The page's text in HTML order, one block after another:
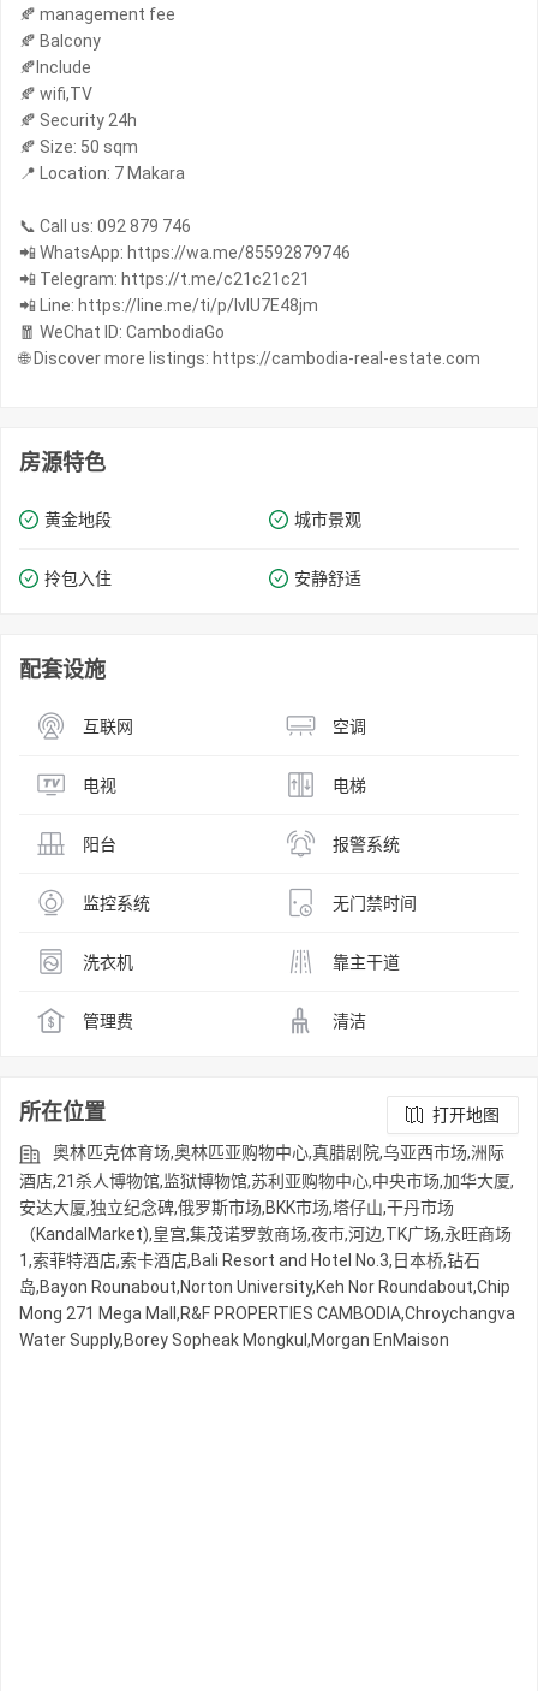
🍂 management fee
🍂 Balcony
🍂Include
🍂 wifi,TV
🍂 Security 24h
🍂 Size: 50 sqm
📍 Location: 7 Makara
📞 Call us: 092 879 746
📲 WhatsApp: https://wa.me/85592879746
📲 Telegram: https://t.me/c21c21c21
📲 Line: https://line.me/ti/p/IvIU7E48jm
🧧 WeChat ID: CambodiaGo
🌐 Discover more listings: https://cambodia-real-estate.com
房源特色
黄金地段 城市景观
拎包入住 安静舒适
配套设施
互联网 空调
电视 电梯
阳台 报警系统
监控系统 无门禁时间
洗衣机 靠主干道
管理费 清洁
所在位置
打开地图
奥林匹克体育场,奥林匹亚购物中心,真腊剧院,乌亚西市场,洲际
酒店,21杀人博物馆,监狱博物馆,苏利亚购物中心,中央市场,加华大厦,
安达大厦,独立纪念碑,俄罗斯市场,BKK市场,塔仔山,干丹市场
（KandalMarket),皇宫,集茂诺罗敦商场,夜市,河边,TK广场,永旺商场
1,索菲特酒店,索卡酒店,Bali Resort and Hotel No.3,日本桥,钻石
岛,Bayon Rounabout,Norton University,Keh Nor Roundabout,Chip
Mong 271 Mega Mall,R&F PROPERTIES CAMBODIA,Chroychangva
Water Supply,Borey Sopheak Mongkul,Morgan EnMaison